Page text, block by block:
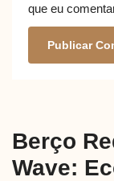
que eu
Berço
Wave: